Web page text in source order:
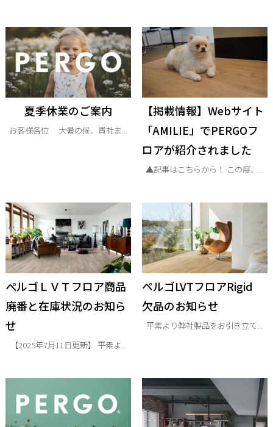
夏季休業のご案内
お客様各位 大暑の候、貴社ま...
【掲載情報】Webサイト
「AMILIE」でPERGOフ
ロアが紹介されました
▲記事はこちらから！ この度、...
ぺルゴＬＶＴフロア商品
廃番と在庫状況のお知ら
せ
【2025年7月11日更新】 平素よ...
ペルゴLVTフロアRigid
欠品のお知らせ
平素より弊社製品をお引き立て...